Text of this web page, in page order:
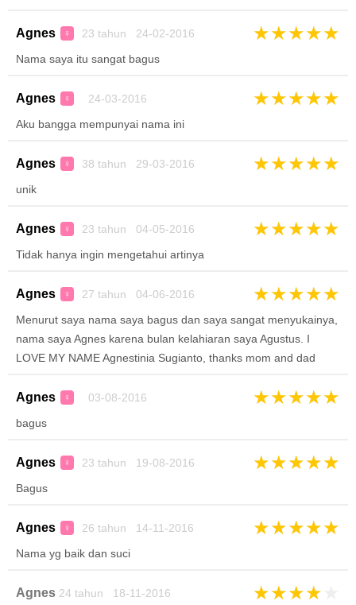
Agnes ♀ 23 tahun 24-02-2016 ★★★★★
Nama saya itu sangat bagus
Agnes ♀ 24-03-2016 ★★★★★
Aku bangga mempunyai nama ini
Agnes ♀ 38 tahun 29-03-2016 ★★★★★
unik
Agnes ♀ 23 tahun 04-05-2016 ★★★★★
Tidak hanya ingin mengetahui artinya
Agnes ♀ 27 tahun 04-06-2016 ★★★★★
Menurut saya nama saya bagus dan saya sangat menyukainya,
nama saya Agnes karena bulan kelahiaran saya Agustus. I
LOVE MY NAME Agnestinia Sugianto, thanks mom and dad
Agnes ♀ 03-08-2016 ★★★★★
bagus
Agnes ♀ 23 tahun 19-08-2016 ★★★★★
Bagus
Agnes ♀ 26 tahun 14-11-2016 ★★★★★
Nama yg baik dan suci
Agnes 24 tahun 18-11-2016 ★★★★